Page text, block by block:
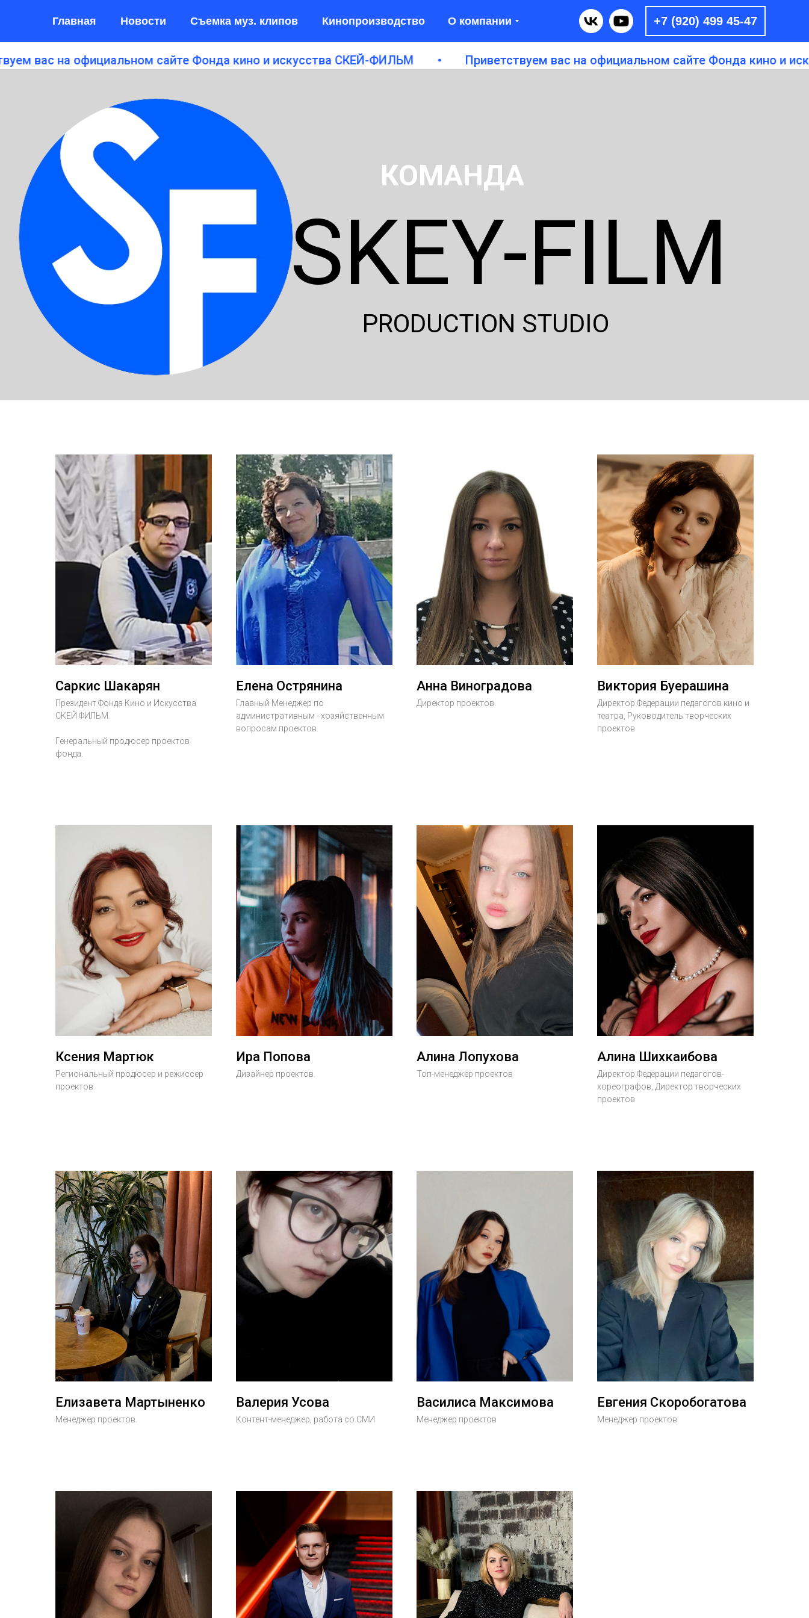
Главная Новости Съемка муз. клипов О компании
Кинопроизводство +7 (920) 499 45-47
на официальном сайте Фонда кино и искусства СКЕЙ-ФИЛЬМ Приветствуем вас на официальном сайте Фонда кино и
КОМАНДА
SKEY-FILM
PRODUCTION STUDIO
Саркис Шакарян
Президент Фонда Кино и Искусства
СКЕЙ ФИЛЬМ.
Генеральный продюсер проектов
фонда.
Елена Острянина
Главный Менеджер по
административным - хозяйственным
вопросам проектов.
Анна Виноградова
Директор проектов.
Виктория Буерашина
Директор Федерации педагогов кино и
театра, Руководитель творческих
проектов
Ксения Мартюк
Региональный продюсер и режиссер
проектов
Ира Попова
Дизайнер проектов.
Алина Лопухова
Топ-менеджер проектов
Алина Шихкаибова
Директор Федерации педагогов-
хореографов, Директор творческих
проектов
Елизавета Мартыненко
Менеджер проектов.
Валерия Усова
Контент-менеджер, работа со СМИ
Василиса Максимова
Менеджер проектов
Евгения Скоробогатова
Менеджер проектов